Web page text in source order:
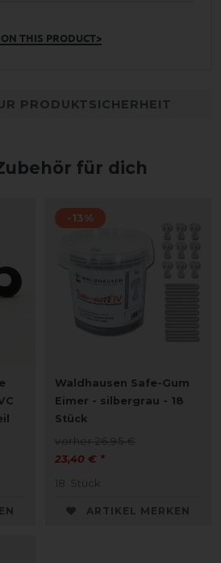
THIS PRODUCT>
PRODUKTSICHERHEIT
für dich
-13%
Waldhausen Safe-Gum
Eimer - silbergrau - 18
Stück
vorher 26,95 €
23,40 € *
18 Stück
ARTIKEL MERKEN